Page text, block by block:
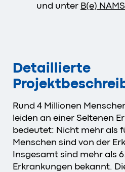
und unter B(e)
Detaillierte
Rund 4 Millionen
leiden an einer Seltenen
bedeutet: Nicht mehr als
Menschen sind von der
Insgesamt sind mehr als
Erkrankungen bekannt.